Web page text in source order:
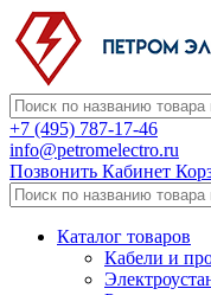
+7 (495) 787-17-46
info@petromelectro.ru
Позвонить Кабинет
Каталог товаров
Кабели и